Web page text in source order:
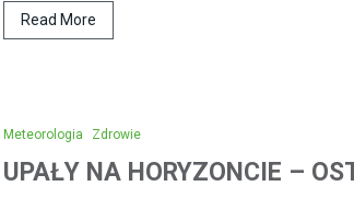
Read More
Meteorologia Zdrowie
UPAŁY NA HORYZONCIE –